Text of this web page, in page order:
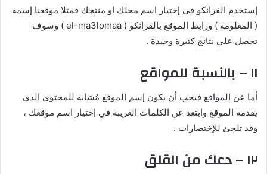
إستخدم الفرانكو في إختيار اسم محلك او منتجك فمثلا موقعنا إسمه
( المعلومة ) ورابط الموقع بالفرانكو ( el-ma3lomaa ) وسوف
تحصل علي نتائج كثيرة وجيدة .
١١ – بالنسبة للمواقع
أما عن المواقع فيجب أن يكون إسم الموقع مُشابه للمحتوي الذي
يقدمة الموقع وابتعد عن الكلمات الغريبة في إختيار اسم موقعك ،
وقد تلجئ للإختصارات .
١٢ – دعك من القلق